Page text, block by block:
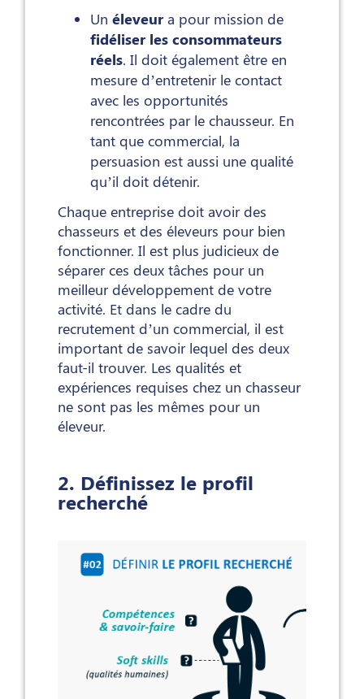
Un éleveur a pour mission de
fidéliser les consommateurs
réels. Il doit également être en
mesure d’entretenir le contact
avec les opportunités
rencontrées par le chausseur. En
tant que commercial, la
persuasion est aussi une qualité
qu’il doit détenir.
Chaque entreprise doit avoir des
chasseurs et des éleveurs pour bien
fonctionner. Il est plus judicieux de
séparer ces deux tâches pour un
meilleur développement de votre
activité. Et dans le cadre du
recrutement d’un commercial, il est
important de savoir lequel des deux
faut-il trouver. Les qualités et
expériences requises chez un chasseur
ne sont pas les mêmes pour un
éleveur.
2. Définissez le profil
recherché